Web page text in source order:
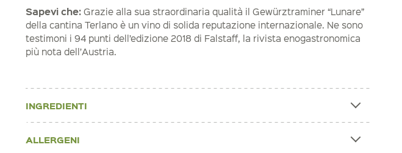
Sapevi che: Grazie alla sua straordinaria qualità il Gewürztraminer “Lunare”
della cantina Terlano è un vino di solida reputazione internazionale. Ne sono
testimoni i 94 punti dell’edizione 2018 di Falstaff, la rivista enogastronomica
più nota dell’Austria.
INGREDIENTI
ALLERGENI